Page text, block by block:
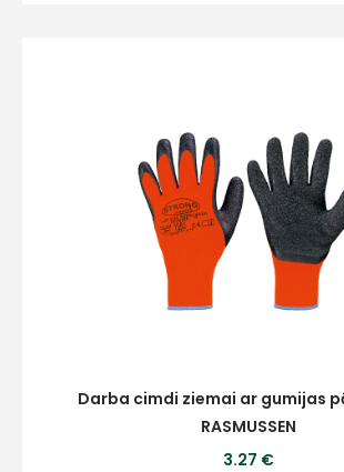
Darba cimdi ziemai ar gumijas
RASMUSSEN
3.27 €